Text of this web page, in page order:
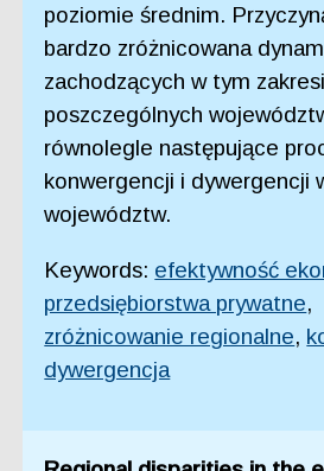
poziomie średnim.
bardzo zróżnicowana
zachodzących w tym
poszczególnych
równolegle następujące
konwergencji i dywergencji
województw.
Keywords: efektywność
przedsiębiorstwa prywatne,
zróżnicowanie regionalne,
dywergencja